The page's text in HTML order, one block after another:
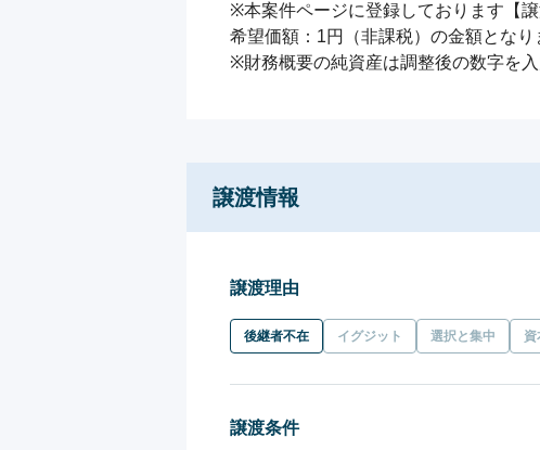
※本案件ページに登録しております【
希望価額：1円（非課税）の金額となり
※財務概要の純資産は調整後の数字を入
譲渡情報
譲渡理由
後継者不在 イグジット 選択と集中
譲渡条件